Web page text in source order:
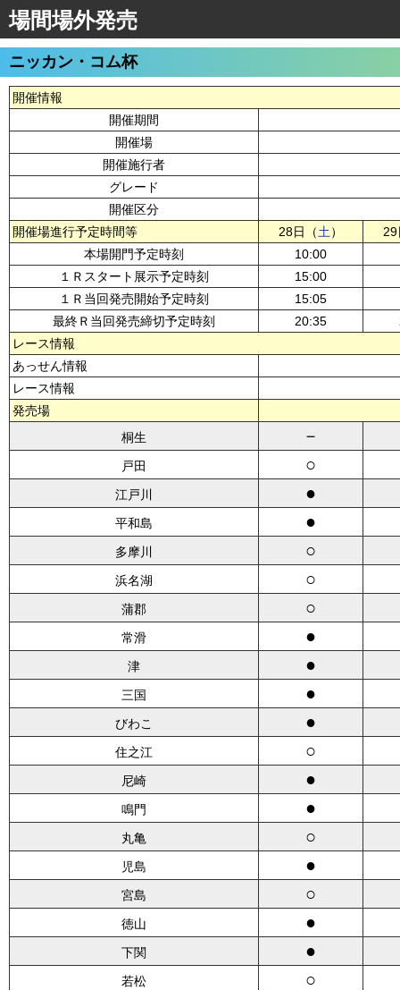
場間場外発売
ニッカン・コム杯
開催情報
開催期間
開催場
開催施行者
グレード
開催区分
開催場進行予定時間等
28日（土）
29
本場開門予定時刻
10:00
１Ｒスタート展示予定時刻
15:00
１Ｒ当回発売開始予定時刻
15:05
最終Ｒ当回発売締切予定時刻
20:35
レース情報
あっせん情報
レース情報
発売場
桐生
－
戸田 ○
江戸川 ●
平和島 ●
多摩川 ○
浜名湖 ○
蒲郡 ○
常滑 ●
津 ●
三国 ●
びわこ ●
住之江 ○
尼崎 ●
鳴門 ●
丸亀 ○
児島 ●
宮島 ○
徳山 ●
下関 ●
若松 ○